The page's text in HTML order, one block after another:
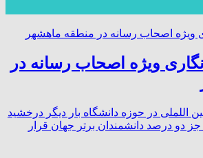
ویژه اصحاب رسانه در